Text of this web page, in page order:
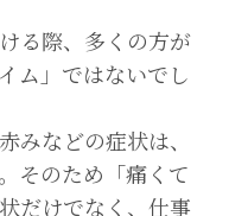
る際、多くの方が
ム」ではないでし
みなどの症状は、
そのため「痛くて
だけでなく、仕事